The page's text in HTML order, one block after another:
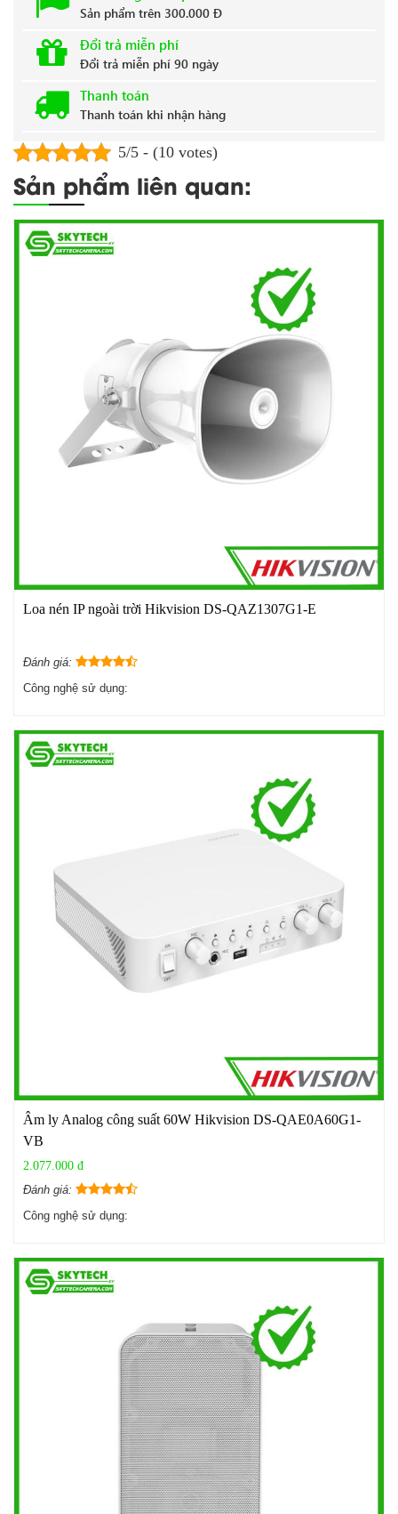
Sản phẩm trên 300.000 Đ
Đổi trả miễn phí
Đổi trả miễn phí 90 ngày
Thanh toán
Thanh toán khi nhận hàng
5/5 - (10 votes)
Sản phẩm liên quan:
Loa nén IP ngoài trời Hikvision DS-QAZ1307G1-E
Đánh giá:
Công nghệ sử dụng:
Âm ly Analog công suất 60W Hikvision DS-QAE0A60G1-
VB
2.077.000 đ
Đánh giá:
Công nghệ sử dụng: